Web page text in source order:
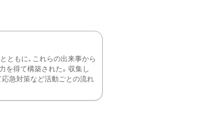
ともに、これらの出来事から
を得て構築された。収集し
急対策など活動ごとの流れ